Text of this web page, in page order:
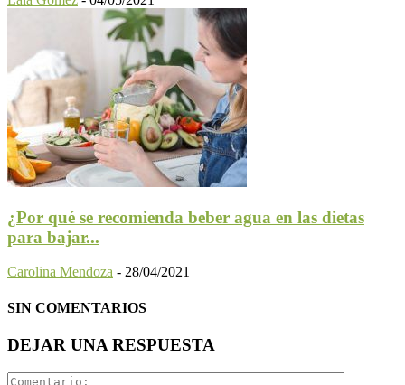
¿Por qué se recomienda beber agua en las dietas
para bajar...
Carolina Mendoza - 28/04/2021
SIN COMENTARIOS
DEJAR UNA RESPUESTA